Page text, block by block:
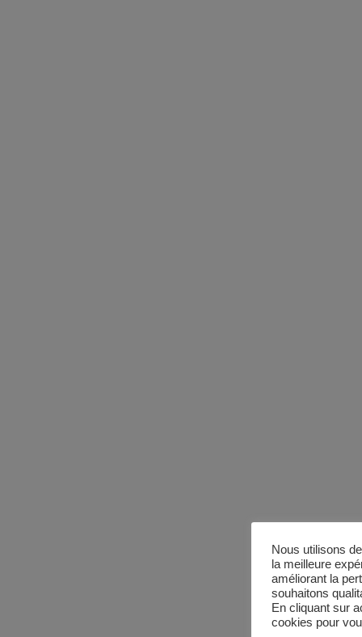
Nous utilisons
la meilleure
améliorant la
souhaitons
En cliquant sur
cookies pour